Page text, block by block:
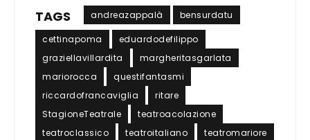
TAGS andreazappalà bensurdatu
cettinapoma
eduardodefilippo
graziellavillardita
margheritasgarlata
mariorocca
questifantasmi
riccardofrancaviglia
ritare
StagioneTeatrale
teatroacolazione
teatroclassico
teatroitaliano
teatromariore